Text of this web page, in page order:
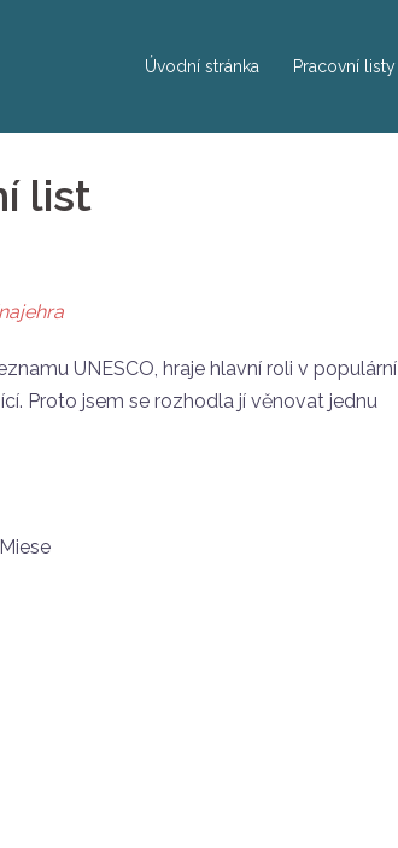
Úvodní stránka Pracovní listy
list
UNESCO, hraje hlavní roli v populární
Proto jsem se rozhodla jí věnovat jednu